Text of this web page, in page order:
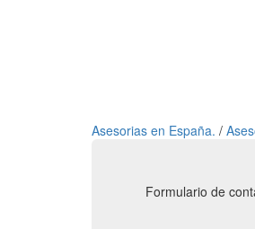
Asesorias en España. /
Formulario de